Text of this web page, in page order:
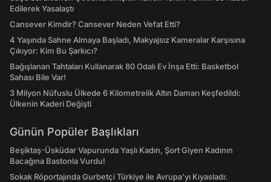
Edilerek Yasalaştı
Cansever Kimdir? Cansever Neden Vefat Etti?
4 Yaşında Sahne Almaya Başladı, Makyajsız Kameralar Karşısına
Çıkıyor: Kim Bu Şarkıcı?
Bağışlanan Tahtaları Kullanarak 80 Odalı Ev İnşa Etti: Basketbol
Sahası Bile Var!
3 Milyon Nüfuslu Ülkede 6 Kilometrelik Altın Damarı Keşfedildi:
Ülkenin Kaderi Değişti
Günün Popüler Başlıkları
Beşiktaş-Üsküdar Vapurunda Yaşlı Kadın, Şort Giyen Kadının
Bacağına Bastonla Vurdu!
Sokak Röportajında Gurbetçi Türkiye ile Avrupa'yı Kıyasladı: